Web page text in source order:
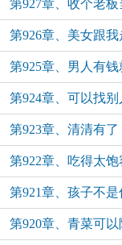
第927章、收个老
第926章、美女跟我
第925章、男人有
第924章、可以找别
第923章、清清有了
第922章、吃得太
第921章、孩子不是
第920章、青菜可以